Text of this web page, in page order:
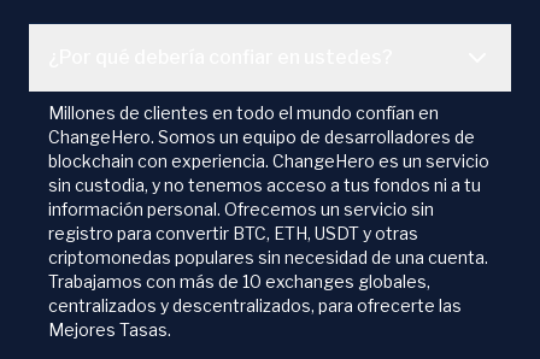
Millones de clientes en todo el mundo confían en
ChangeHero. Somos un equipo de desarrolladores de
blockchain con experiencia. ChangeHero es un servicio
sin custodia, y no tenemos acceso a tus fondos ni a tu
información personal. Ofrecemos un servicio sin
registro para convertir BTC, ETH, USDT y otras
criptomonedas populares sin necesidad de una cuenta.
Trabajamos con más de 10 exchanges globales,
centralizados y descentralizados, para ofrecerte las
Mejores Tasas.